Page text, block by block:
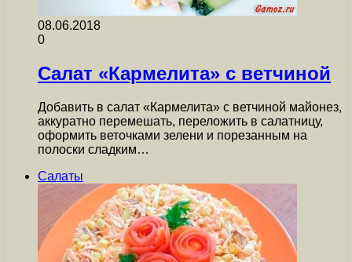
08.06.2018
0
Салат «Кармелита» с ветчиной
Добавить в салат «Кармелита» с ветчиной майонез,
аккуратно перемешать, переложить в салатницу,
оформить веточками зелени и порезанным на
полоски сладким…
Салаты